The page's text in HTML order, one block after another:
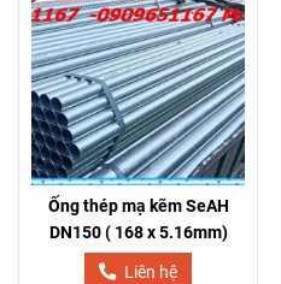
Ống thép mạ kẽm SeAH
DN150 ( 168 x 5.16mm)
Liên hệ